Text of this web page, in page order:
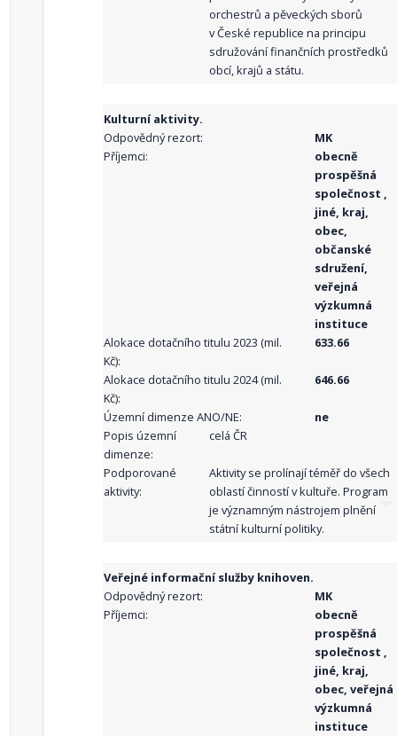
orchestrů a pěveckých sborů
v České republice na principu
sdružování finančních prostředků
obcí, krajů a státu.
Kulturní aktivity.
Odpovědný rezort:
MK
Příjemci:
obecně
prospěšná
společnost ,
jiné, kraj,
obec,
občanské
sdružení,
veřejná
výzkumná
instituce
Alokace dotačního titulu 2023 (mil.
Kč):
633.66
Alokace dotačního titulu 2024 (mil.
Kč):
646.66
Územní dimenze ANO/NE:
ne
Popis územní
dimenze:
celá ČR
Podporované
aktivity:
Aktivity se prolínají téměř do všech
oblastí činností v kultuře. Program
je významným nástrojem plnění
státní kulturní politiky.
Veřejné informační služby knihoven.
Odpovědný rezort:
MK
Příjemci:
obecně
prospěšná
společnost ,
jiné, kraj,
obec, veřejná
výzkumná
instituce